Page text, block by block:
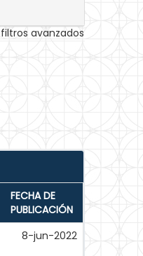
avanzados
FECHA DE
PUBLICACIÓN
8-jun-2022